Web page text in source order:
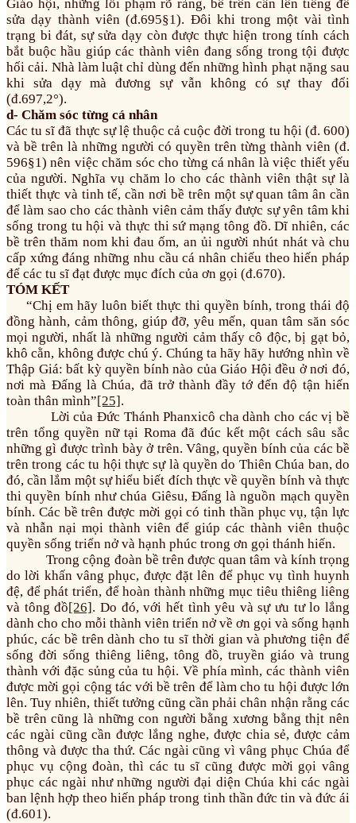
Giáo hội, những lỗi phạm rõ ràng, bề trên cần lên tiếng để
sửa dạy thành viên (đ.695§1). Đôi khi trong một vài tình
trạng bi đát, sự sửa dạy còn được thực hiện trong tính cách
bắt buộc hầu giúp các thành viên đang sống trong tội được
hối cải. Nhà làm luật chỉ dùng đến những hình phạt nặng sau
khi sửa dạy mà đương sự vẫn không có sự thay đổi
(đ.697,2°).
d- Chăm sóc từng cá nhân
Các tu sĩ đã thực sự lệ thuộc cả cuộc đời trong tu hội (đ. 600)
và bề trên là những người có quyền trên từng thành viên (đ.
596§1) nên việc chăm sóc cho từng cá nhân là việc thiết yếu
của người. Nghĩa vụ chăm lo cho các thành viên thật sự là
thiết thực và tinh tế, cần nơi bề trên một sự quan tâm ân cần
để làm sao cho các thành viên cảm thấy được sự yên tâm khi
sống trong tu hội và thực thi sứ mạng tông đồ. Dĩ nhiên, các
bề trên thăm nom khi đau ốm, an ủi người nhút nhát và chu
cấp xứng đáng những nhu cầu cá nhân chiếu theo hiến pháp
để các tu sĩ đạt được mục đích của ơn gọi (đ.670).
TÓM KẾT
“Chị em hãy luôn biết thực thi quyền bính, trong thái độ
đồng hành, cảm thông, giúp đỡ, yêu mến, quan tâm săn sóc
mọi người, nhất là những người cảm thấy cô độc, bị gạt bỏ,
khô cằn, không được chú ý. Chúng ta hãy hãy hướng nhìn về
Thập Giá: bất kỳ quyền bính nào của Giáo Hội đều ở nơi đó,
nơi mà Đấng là Chúa, đã trở thành đầy tớ đến độ tận hiến
toàn thân mình”[25] .
Lời của Đức Thánh Phanxicô cha dành cho các vị bề
trên tổng quyền nữ tại Roma đã đúc kết một cách sâu sắc
những gì được trình bày ở trên. Vâng, quyền bính của các bề
trên trong các tu hội thực sự là quyền do Thiên Chúa ban, do
đó, cần lắm một sự hiểu biết đích thực về quyền bính và thực
thi quyền bính như chúa Giêsu, Đấng là nguồn mạch quyền
bính. Các bề trên được mời gọi có tinh thần phục vụ, tận lực
và nhẫn nại mọi thành viên để giúp các thành viên thuộc
quyền sống triển nở và hạnh phúc trong ơn gọi thánh hiến.
Trong cộng đoàn bề trên được quan tâm và kính trọng
do lời khấn vâng phục, được đặt lên để phục vụ tình huynh
đệ, để phát triển, để hoàn thành những mục tiêu thiêng liêng
và tông đồ[26] . Do đó, với hết tình yêu và sự ưu tư lo lắng
dành cho cho mỗi thành viên triển nở về ơn gọi và sống hạnh
phúc, các bề trên dành cho tu sĩ thời gian và phương tiện để
sống đời sống thiêng liêng, tông đồ, truyền giáo và trung
thành với đặc sủng của tu hội. Về phía mình, các thành viên
được mời gọi cộng tác với bề trên để làm cho tu hội được lớn
lên. Tuy nhiên, thiết tưởng cũng cần phải chân nhận rằng các
bề trên cũng là những con người bằng xương bằng thịt nên
các ngài cũng cần được lắng nghe, được chia sẻ, được cảm
thông và được tha thứ. Các ngài cũng vì vâng phục Chúa để
phục vụ cộng đoàn, thì các tu sĩ cũng được mời gọi vâng
phục các ngài như những người đại diện Chúa khi các ngài
ban lệnh hợp theo hiến pháp trong tinh thần đức tin và đức ái
(đ.601).